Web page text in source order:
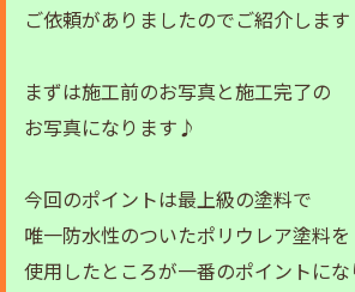
ご依頼がありましたのでご紹介します
まずは施工前のお写真と施工完了の
お写真になります♪
今回のポイントは最上級の塗料で
唯一防水性のついたポリウレア塗料を
使用したところが一番のポイントに